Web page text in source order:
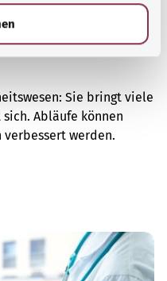
Ein
Sie bringt viele
Abläufe können
werden.